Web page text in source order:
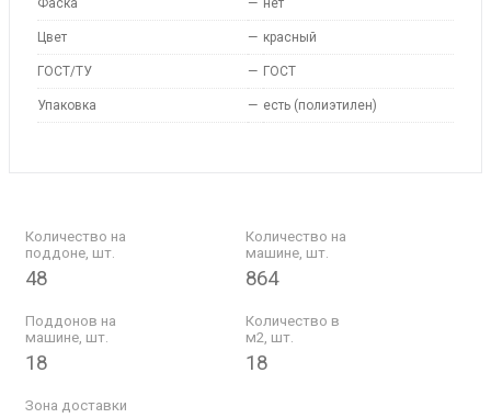
Фаска — нет
Цвет — красный
ГОСТ/ТУ — ГОСТ
Упаковка — есть (полиэтилен)
Количество на
поддоне, шт.
48
Количество на
машине, шт.
864
Поддонов на
машине, шт.
18
Количество в
м2, шт.
18
Зона доставки